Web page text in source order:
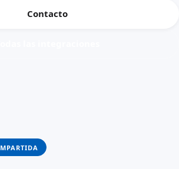
Contacto